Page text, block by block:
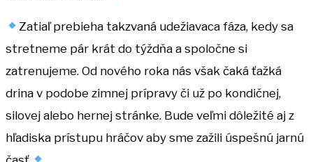
Zatiaľ prebieha takzvaná udežiavaca fáza, kedy sa
stretneme pár krát do týždňa a spoločne si
zatrenujeme. Od nového roka nás však čaká ťažká
drina v podobe zimnej prípravy či už po kondičnej,
silovej alebo hernej stránke. Bude veľmi dôležité aj z
hľadiska prístupu hráčov aby sme zažili úspešnú jarnú